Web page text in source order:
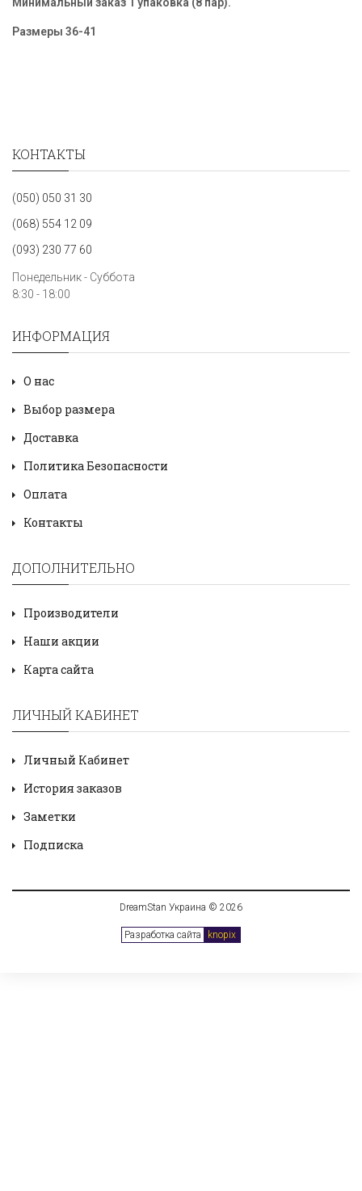
Минимальный заказ 1 упаковка (8 пар).
Размеры 36-41
КОНТАКТЫ
(050) 050 31 30
(068) 554 12 09
(093) 230 77 60
Понедельник - Суббота
8:30 - 18:00
ИНФОРМАЦИЯ
О нас
Выбор размера
Доставка
Политика Безопасности
Оплата
Контакты
ДОПОЛНИТЕЛЬНО
Производители
Наши акции
Карта сайта
ЛИЧНЫЙ КАБИНЕТ
Личный Кабинет
История заказов
Заметки
Подписка
DreamStan Украина © 2026
Разработка сайта knopix